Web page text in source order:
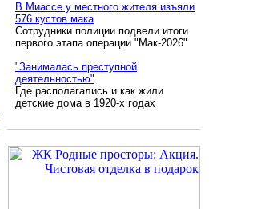
В Миассе у местного жителя изъяли
576 кустов мака
Сотрудники полиции подвели итоги
первого этапа операции "Мак-2026"
"Занималась преступной
деятельностью"
Где располагались и как жили
детские дома в 1920-х годах